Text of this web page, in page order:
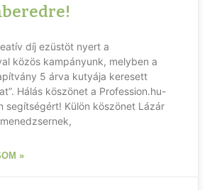
díj ezüstöt nyert a
közös kampányunk, melyben a
5 árva kutyája keresett
Hálás köszönet a Profession.hu-
segítségért! Külön köszönet Lázár
»